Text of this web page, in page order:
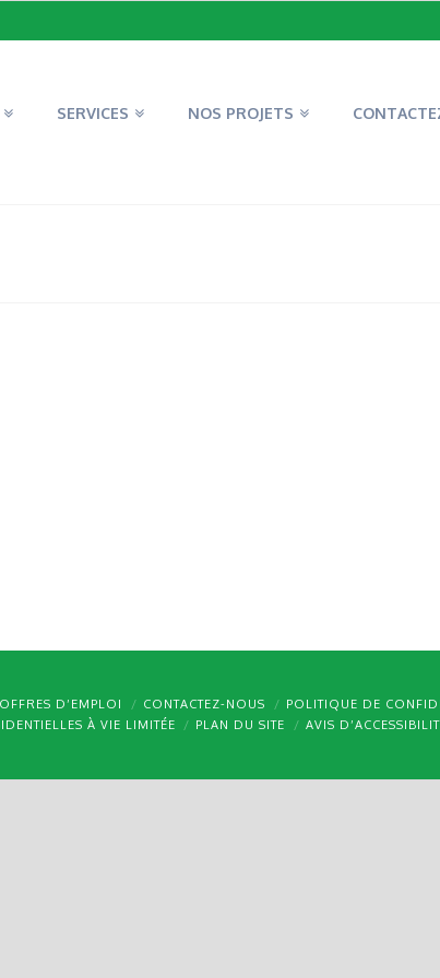
SERVICES NOS PROJETS
OFFRES D’EMPLOI CONTACTEZ-NOUS
POLITIQUE DE
À VIE LIMITÉE PLAN DU SITE AVIS